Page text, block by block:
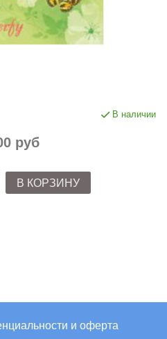
В наличии
руб
В КОРЗИНУ
и оферта